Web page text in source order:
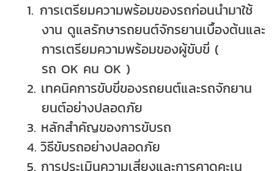
1. การเตรียมความพร้อมของรถก่อนนำมาใช้
งาน ดูแลรักษารถยนต์จักรยานเบื้องต้นและ
การเตรียมความพร้อมของผู้ขับขี่ (
รถ OK คน OK )
2. เทคนิคการขับขี่ของรถยนต์และรถจักยาน
ยนต์อย่างปลอดภัย
3. หลักสำคัญของการขับรถ
4. วิธีขับรถอย่างปลอดภัย
5. การประเมินความเสี่ยงและการคาดคะเน